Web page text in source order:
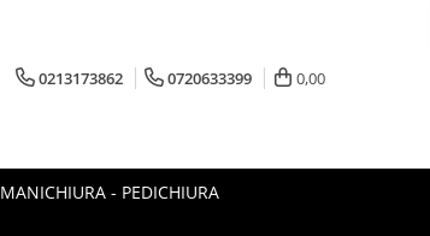
0213173862 0720633399 0,00
MANICHIURA - PEDICHIURA